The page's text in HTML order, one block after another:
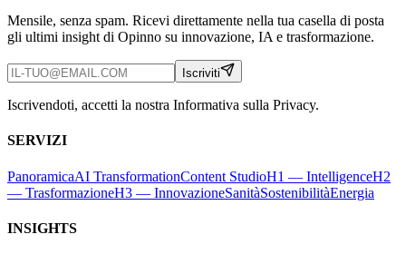
Mensile, senza spam. Ricevi direttamente nella tua casella di posta
gli ultimi insight di Opinno su innovazione, IA e trasformazione.
Iscriviti
Iscrivendoti, accetti la nostra Informativa sulla Privacy.
SERVIZI
PanoramicaAI TransformationContent StudioH1 — IntelligenceH2
— TrasformazioneH3 — InnovazioneSanitàSostenibilitàEnergia
INSIGHTS